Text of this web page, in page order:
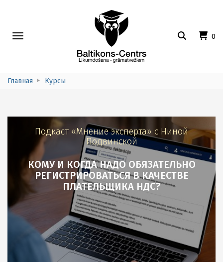
0
Toggle
Главная Курсы
Подкаст «Мнение эксперта» с Ниной
Подвинской
КОМУ И КОГДА НАДО ОБЯЗАТЕЛЬНО
РЕГИСТРИРОВАТЬСЯ В КАЧЕСТВЕ
ПЛАТЕЛЬЩИКА НДС?